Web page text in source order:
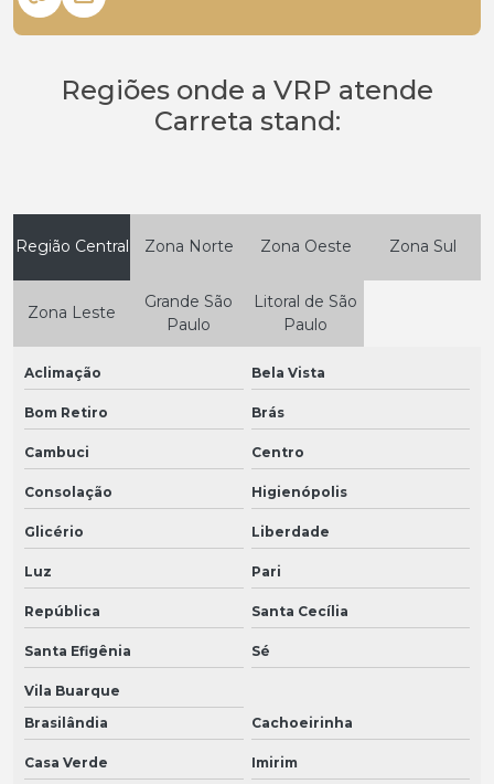
Regiões onde a VRP atende
Carreta stand:
Região Central Zona Norte Zona Oeste Zona Sul
Zona Leste
Grande São
Paulo
Litoral de São
Paulo
Aclimação Bela Vista
Bom Retiro Brás
Cambuci Centro
Consolação Higienópolis
Glicério Liberdade
Luz Pari
República Santa Cecília
Santa Efigênia Sé
Vila Buarque
Brasilândia
Cachoeirinha
Casa Verde Imirim